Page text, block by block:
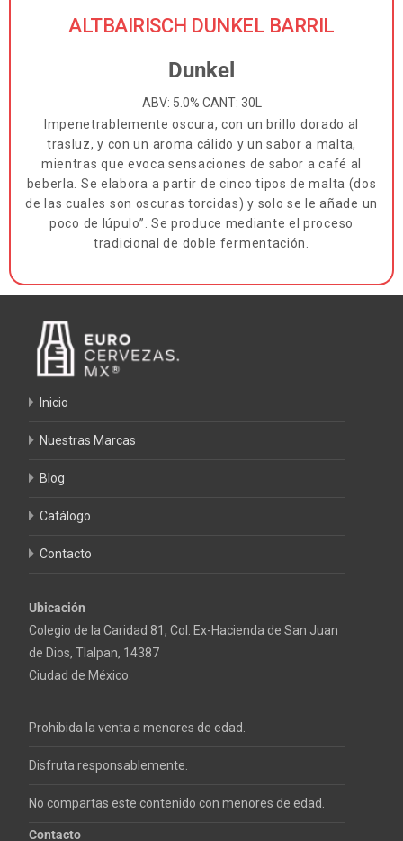
ALTBAIRISCH DUNKEL BARRIL
Dunkel
ABV: 5.0% CANT: 30L
Impenetrablemente oscura, con un brillo dorado al
trasluz, y con un aroma cálido y un sabor a malta,
mientras que evoca sensaciones de sabor a café al
beberla. Se elabora a partir de cinco tipos de malta (dos
de las cuales son oscuras torcidas) y solo se le añade un
poco de lúpulo”. Se produce mediante el proceso
tradicional de doble fermentación.
Inicio
Nuestras Marcas
Blog
Catálogo
Contacto
Ubicación
Colegio de la Caridad 81, Col. Ex-Hacienda de San Juan
de Dios, Tlalpan, 14387
Ciudad de México.
Prohibida la venta a menores de edad.
Disfruta responsablemente.
No compartas este contenido con menores de edad.
Contacto